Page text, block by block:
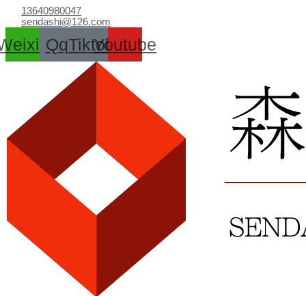
容
13640980047
sendashi@126.com
QqTiktokYoutube